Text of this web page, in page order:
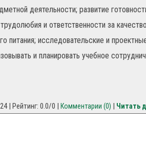
деятельности; развитие
и ответственности за
питания; исследовательские и
и планировать учебное
| Рейтинг: 0.0/0 | Комментарии (0) | Читать